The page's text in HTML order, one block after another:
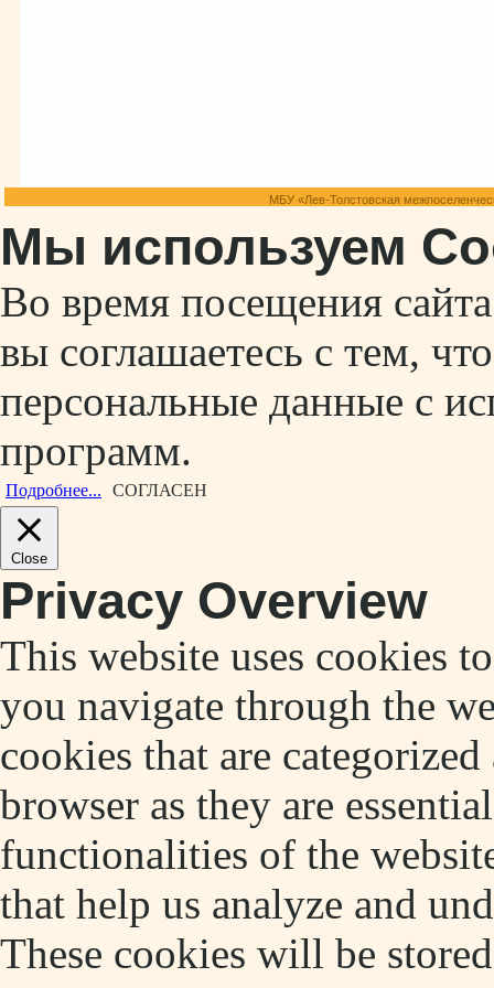
МБУ «Лев-Толстовская
Мы используем
Во время посещения
вы соглашаетесь с тем,
персональные данные с
программ.
Подробнее... СОГЛАСЕН
Close
Privacy Overview
This website uses cookies
you navigate through the
cookies that are
browser as they are
functionalities of the
that help us analyze and
These cookies will be